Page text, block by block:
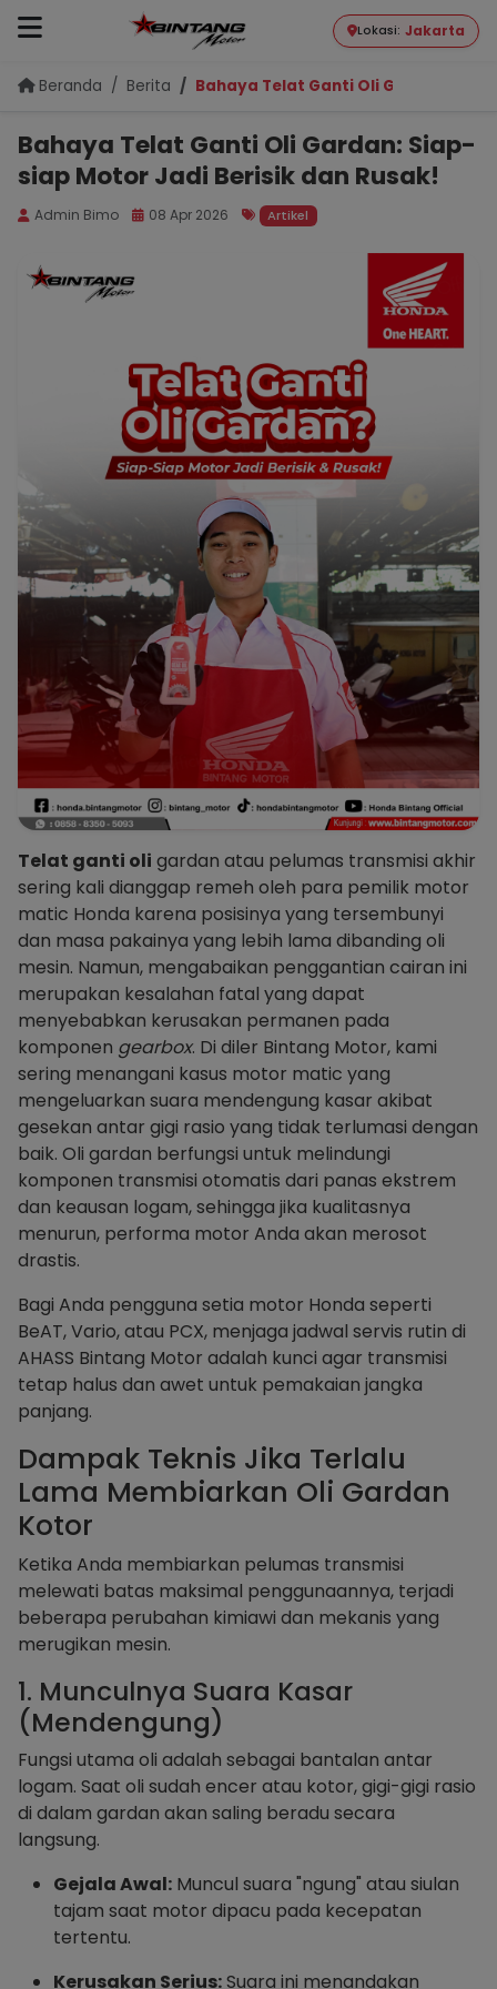
Lokasi: Jakarta
Beranda Berita Bahaya Telat Ganti Oli Gardan:
Bahaya Telat Ganti Oli Gardan: Siap-
siap Motor Jadi Berisik dan Rusak!
Admin Bimo 08 Apr 2026 Artikel
Telat ganti oli gardan atau pelumas transmisi akhir
sering kali dianggap remeh oleh para pemilik motor
matic Honda karena posisinya yang tersembunyi
dan masa pakainya yang lebih lama dibanding oli
mesin. Namun, mengabaikan penggantian cairan ini
merupakan kesalahan fatal yang dapat
menyebabkan kerusakan permanen pada
komponen gearbox. Di diler Bintang Motor, kami
sering menangani kasus motor matic yang
mengeluarkan suara mendengung kasar akibat
gesekan antar gigi rasio yang tidak terlumasi dengan
baik. Oli gardan berfungsi untuk melindungi
komponen transmisi otomatis dari panas ekstrem
dan keausan logam, sehingga jika kualitasnya
menurun, performa motor Anda akan merosot
drastis.
Bagi Anda pengguna setia motor Honda seperti
BeAT, Vario, atau PCX, menjaga jadwal servis rutin di
AHASS Bintang Motor adalah kunci agar transmisi
tetap halus dan awet untuk pemakaian jangka
panjang.
Dampak Teknis Jika Terlalu
Lama Membiarkan Oli Gardan
Kotor
Ketika Anda membiarkan pelumas transmisi
melewati batas maksimal penggunaannya, terjadi
beberapa perubahan kimiawi dan mekanis yang
merugikan mesin.
1. Munculnya Suara Kasar
(Mendengung)
Fungsi utama oli adalah sebagai bantalan antar
logam. Saat oli sudah encer atau kotor, gigi-gigi rasio
di dalam gardan akan saling beradu secara
langsung.
Gejala Awal: Muncul suara "ngung" atau siulan
tajam saat motor dipacu pada kecepatan
tertentu.
Kerusakan Serius:Suara ini menandakan